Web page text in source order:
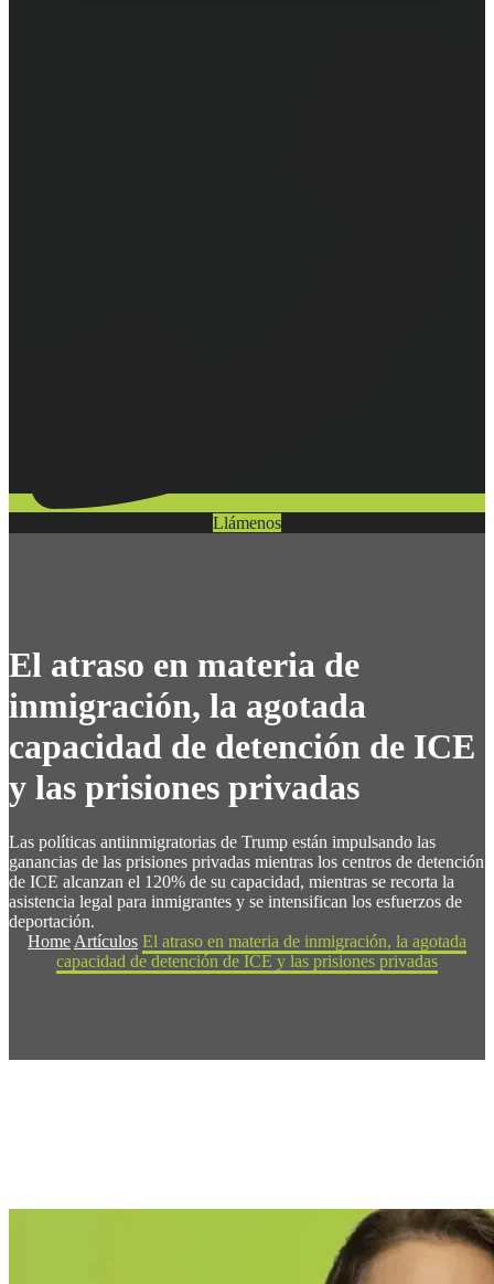
Llámenos
El atraso en materia de
inmigración, la agotada
capacidad de detención de ICE
y las prisiones privadas
Las políticas antiinmigratorias de Trump están impulsando las
ganancias de las prisiones privadas mientras los centros de detención
de ICE alcanzan el 120% de su capacidad, mientras se recorta la
asistencia legal para inmigrantes y se intensifican los esfuerzos de
deportación.
Home Artículos El atraso en materia de inmigración, la agotada
capacidad de detención de ICE y las prisiones privadas